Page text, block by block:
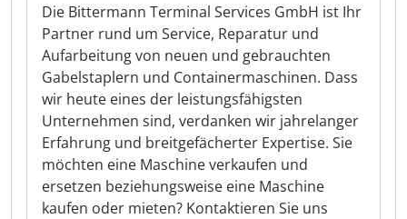
Die Bittermann Terminal Services GmbH ist Ihr
Partner rund um Service, Reparatur und
Aufarbeitung von neuen und gebrauchten
Gabelstaplern und Containermaschinen. Dass
wir heute eines der leistungsfähigsten
Unternehmen sind, verdanken wir jahrelanger
Erfahrung und breitgefächerter Expertise. Sie
möchten eine Maschine verkaufen und
ersetzen beziehungsweise eine Maschine
kaufen oder mieten? Kontaktieren Sie uns